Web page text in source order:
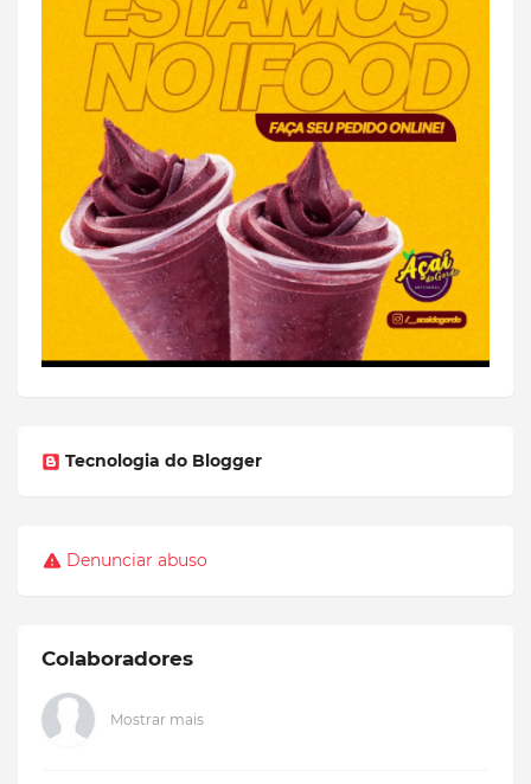
Tecnologia do Blogger
Denunciar abuso
Colaboradores
Mostrar mais